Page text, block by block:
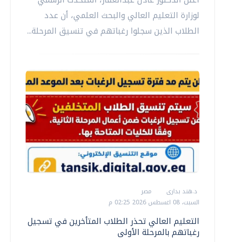
لوزارة التعليم العالي والبحث العلمي، أن عدد
الطلاب الذين سجلوا رغباتهم في تنسيق المرحلة...
د.هند بدارى
مصر
السبت، 08 اغسطس 2026 02:25 م
التعليم العالي تحذر الطلاب المتأخرين في تسجيل
رغباتهم بالمرحلة الأولى